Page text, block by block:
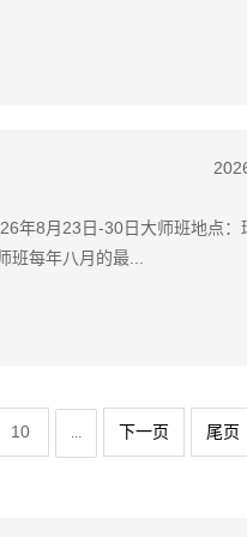
年8月23日-30日大师班地点：
每年八月的最...
10 ... 下一页 尾页